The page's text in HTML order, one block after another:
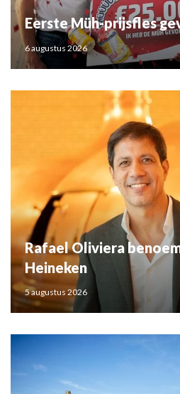
Eerste Müh-prijsfles
6 augustus 2026
Rafael Oliviera
Heineken
5 augustus 2026